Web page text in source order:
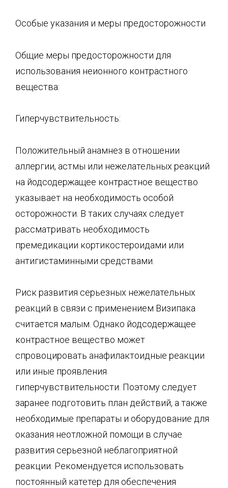
Особые указания и меры предосторожности
Общие меры предосторожности для
использования неионного контрастного
вещества:
Гиперчувствительность:
Положительный анамнез в отношении
аллергии, астмы или нежелательных реакций
на йодсодержащее контрастное вещество
указывает на необходимость особой
осторожности. В таких случаях следует
рассматривать необходимость
премедикации кортикостероидами или
антигистаминными средствами.
Риск развития серьезных нежелательных
реакций в связи с применением Визипака
считается малым. Однако йодсодержащее
контрастное вещество может
спровоцировать анафилактоидные реакции
или иные проявления
гиперчувствительности. Поэтому следует
заранее подготовить план действий, а также
необходимые препараты и оборудование для
оказания неотложной помощи в случае
развития серьезной неблагоприятной
реакции. Рекомендуется использовать
постоянный катетер для обеспечения